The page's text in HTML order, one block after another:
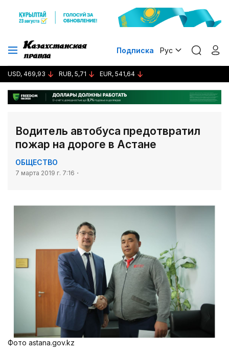
Подписка Рус
USD, 469,93 RUB, 5,71 EUR, 541,64
Водитель автобуса предотвратил
пожар на дороге в Астане
ОБЩЕСТВО
7 марта 2019 г. 7:16
Фото astana.gov.kz